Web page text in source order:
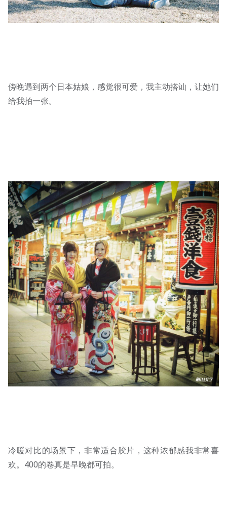
傍晚遇到两个日本姑娘，感觉很可爱，我主动搭讪，让她们
给我拍一张。
冷暖对比的场景下，非常适合胶片，这种浓郁感我非常喜
欢。400的卷真是早晚都可拍。